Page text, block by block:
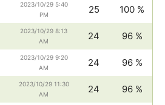
2023/10/29 5:40
PM
25 100 %
2023/10/29 8:13
AM
24 96 %
2023/10/29 9:20
AM
24 96 %
2023/10/29 11:30
AM
24 96 %